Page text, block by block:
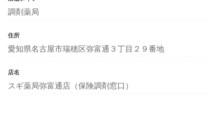
調剤薬局
住所
愛知県名古屋市瑞穂区弥富通３丁目２９番地
店名
スギ薬局弥富通店（保険調剤窓口）